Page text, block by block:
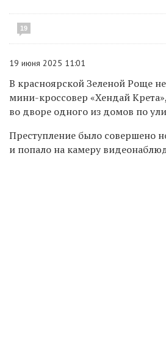
19
19 июня 2025 11:01
В красноярской Зеленой Роще
мини-кроссовер «Хендай
во дворе одного из домов по
Преступление было совершено
и попало на камеру